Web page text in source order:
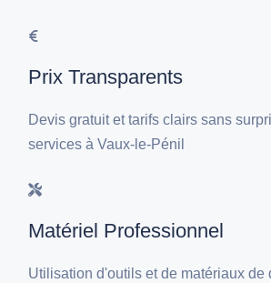
Prix Transparents
Devis gratuit et tarifs clairs sans
services à Vaux-le-Pénil
Matériel Professionnel
Utilisation d'outils et de matériaux de